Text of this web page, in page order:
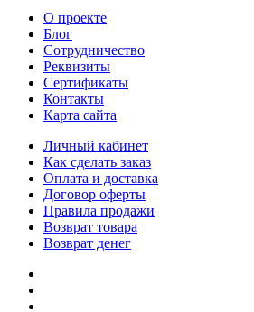
О проекте
Блог
Сотрудничество
Реквизиты
Сертификаты
Контакты
Карта сайта
Личный кабинет
Как сделать заказ
Оплата и доставка
Договор оферты
Правила продажи
Возврат товара
Возврат денег